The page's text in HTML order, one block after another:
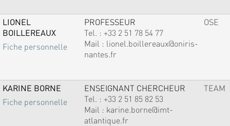
LIONEL
BOILLEREAUX
Fiche personnelle
PROFESSEUR
Tel. : +33 2 51 78 54 77
Mail : lionel.boillereaux@oniris-
nantes.fr
OSE
KARINE BORNE
Fiche personnelle
ENSEIGNANT CHERCHEUR
Tel. : +33 2 51 85 82 53
Mail : karine.borne@imt-
atlantique.fr
TEAM